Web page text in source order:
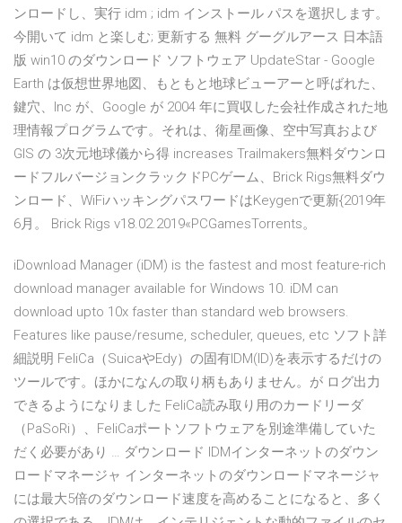
ンロードし、実行 idm ; idm インストール パスを選択します。
今開いて idm と楽しむ; 更新する 無料 グーグルアース 日本語
版 win10 のダウンロード ソフトウェア UpdateStar - Google
Earth は仮想世界地図、もともと地球ビューアーと呼ばれた、
鍵穴、Inc が、Google が 2004 年に買収した会社作成された地
理情報プログラムです。それは、衛星画像、空中写真および
GIS の 3次元地球儀から得 increases Trailmakers無料ダウンロ
ードフルバージョンクラックドPCゲーム、Brick Rigs無料ダウ
ンロード、WiFiハッキングパスワードはKeygenで更新{2019年
6月。 Brick Rigs v18.02.2019«PCGamesTorrents。
iDownload Manager (iDM) is the fastest and most feature-rich
download manager available for Windows 10. iDM can
download upto 10x faster than standard web browsers.
Features like pause/resume, scheduler, queues, etc ソフト詳
細説明 FeliCa（SuicaやEdy）の固有IDM(ID)を表示するだけの
ツールです。ほかになんの取り柄もありません。が ログ出力
できるようになりました FeliCa読み取り用のカードリーダ
（PaSoRi）、FeliCaポートソフトウェアを別途準備していた
だく必要があり … ダウンロード IDMインターネットのダウン
ロードマネージャ インターネットのダウンロードマネージャ
には最大5倍のダウンロード速度を高めることになると、多く